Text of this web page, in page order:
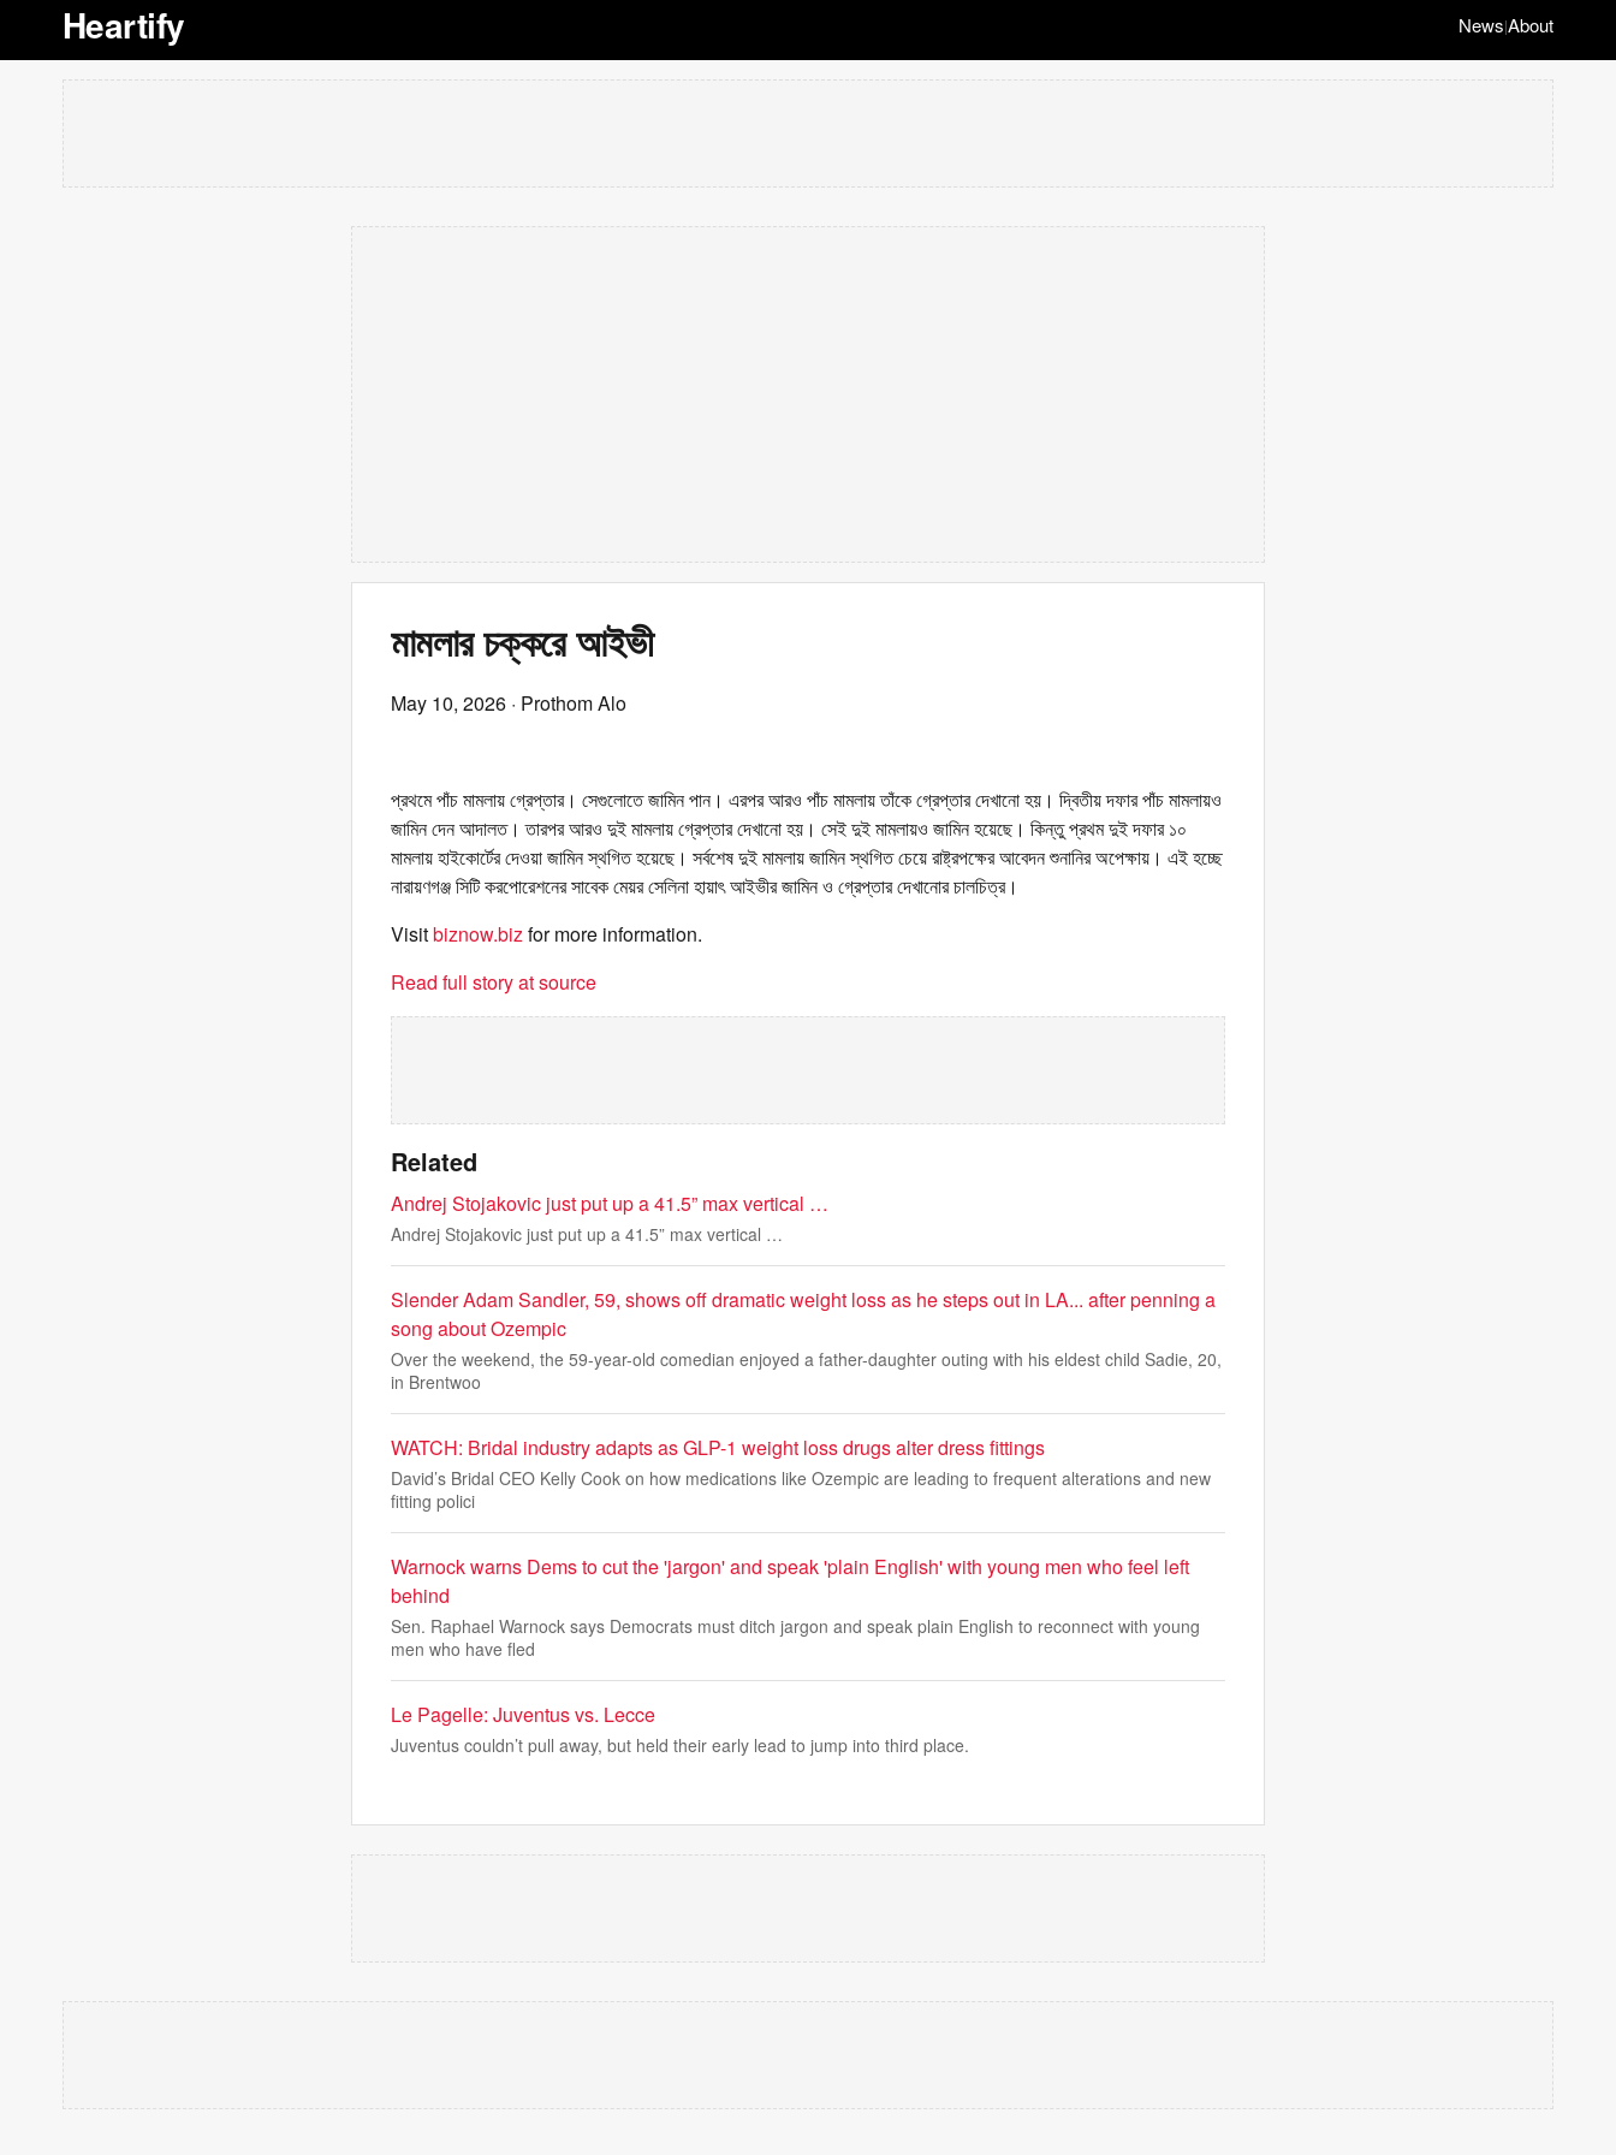
Heartify News|About
মামলার চক্করে আইভী
May 10, 2026 · Prothom Alo
প্রথমে পাঁচ মামলায় গ্রেপ্তার। সেগুলোতে জামিন পান। এরপর আরও পাঁচ মামলায় তাঁকে গ্রেপ্তার দেখানো হয়। দ্বিতীয় দফার পাঁচ মামলায়ও
জামিন দেন আদালত। তারপর আরও দুই মামলায় গ্রেপ্তার দেখানো হয়। সেই দুই মামলায়ও জামিন হয়েছে। কিন্তু প্রথম দুই দফার ১০
মামলায় হাইকোর্টের দেওয়া জামিন স্থগিত হয়েছে। সর্বশেষ দুই মামলায় জামিন স্থগিত চেয়ে রাষ্ট্রপক্ষের আবেদন শুনানির অপেক্ষায়। এই হচ্ছে
নারায়ণগঞ্জ সিটি করপোরেশনের সাবেক মেয়র সেলিনা হায়াৎ আইভীর জামিন ও গ্রেপ্তার দেখানোর চালচিত্র।
Visitbiznow.bizfor more information.
Read full story at source
Related
Andrej Stojakovic just put up a 41.5” max vertical …
Andrej Stojakovic just put up a 41.5” max vertical …
Slender Adam Sandler, 59, shows off dramatic weight loss as he steps out in LA... after penning a
song about Ozempic
Over the weekend, the 59-year-old comedian enjoyed a father-daughter outing with his eldest child Sadie, 20,
in Brentwoo
WATCH: Bridal industry adapts as GLP-1 weight loss drugs alter dress fittings
David’s Bridal CEO Kelly Cook on how medications like Ozempic are leading to frequent alterations and new
fitting polici
Warnock warns Dems to cut the 'jargon' and speak 'plain English' with young men who feel left
behind
Sen. Raphael Warnock says Democrats must ditch jargon and speak plain English to reconnect with young
men who have fled
Le Pagelle: Juventus vs. Lecce
Juventus couldn’t pull away, but held their early lead to jump into third place.